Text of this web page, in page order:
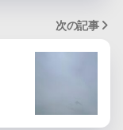
次の記事